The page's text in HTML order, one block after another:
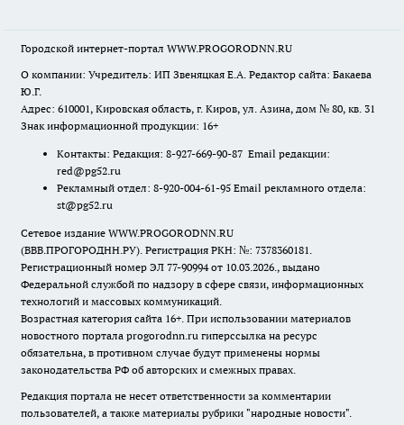
Городской интернет-портал WWW.PROGORODNN.RU
О компании: Учредитель: ИП Звеняцкая Е.А. Редактор сайта: Бакаева
Ю.Г.
Адрес: 610001, Кировская область, г. Киров, ул. Азина, дом № 80, кв. 31
Знак информационной продукции: 16+
Контакты: Редакция: 8-927-669-90-87 Email редакции:
red@pg52.ru
Рекламный отдел: 8-920-004-61-95 Email рекламного отдела:
st@pg52.ru
Сетевое издание WWW.PROGORODNN.RU
(ВВВ.ПРОГОРОДНН.РУ). Регистрация РКН: №: 7378360181.
Регистрационный номер ЭЛ 77-90994 от 10.03.2026., выдано
Федеральной службой по надзору в сфере связи, информационных
технологий и массовых коммуникаций.
Возрастная категория сайта 16+. При использовании материалов
новостного портала progorodnn.ru гиперссылка на ресурс
обязательна, в противном случае будут применены нормы
законодательства РФ об авторских и смежных правах.
Редакция портала не несет ответственности за комментарии
пользователей, а также материалы рубрики "народные новости".